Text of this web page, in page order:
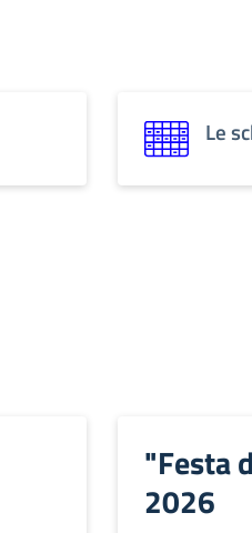
Le
"Festa
2026